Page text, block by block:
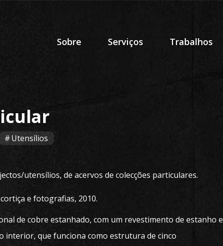
Sobre Serviços Trabalhos
Utensílios
utensílios, de acervos de colecções particulares.
e fotografias, 2010.
de cobre estanhado, com um revestimento de estanho e
interior, que funciona como estrutura de cinco